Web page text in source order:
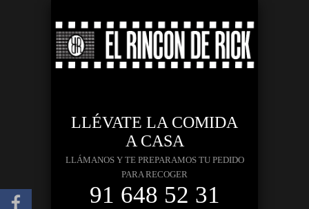
LLÉVATE LA COMIDA
A CASA
LLÁMANOS Y TE PREPARAMOS TU PEDIDO
PARA RECOGER
91 648 52 31